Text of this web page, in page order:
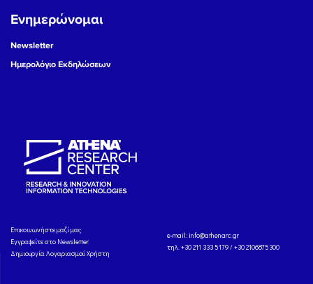
Ενημερώνομαι
Newsletter
Ημερολόγιο Εκδηλώσεων
Eπικοινωνήστε μαζί μας
Εγγραφείτε στο Newsletter
Δημιουργία Λογαριασμού Χρήστη
e-mail: info@athenarc.gr
τηλ. +30 211 333 5179 / +30 2106875300